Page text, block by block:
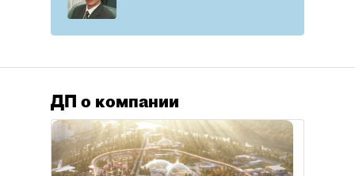
ДП о компании